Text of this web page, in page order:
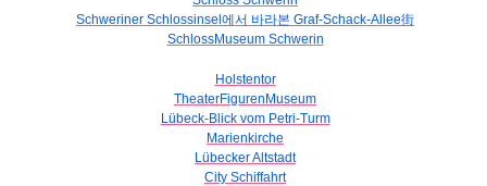
Schweriner Schlossinsel에서 바라본 Graf-Schack-Allee街
SchlossMuseum Schwerin
Holstentor
TheaterFigurenMuseum
Lübeck-Blick vom Petri-Turm
Marienkirche
Lübecker Altstadt
City Schiffahrt